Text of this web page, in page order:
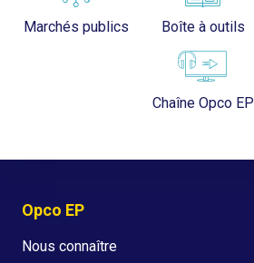
Marchés publics Boîte à outils
Chaîne Opco EP
Opco EP
Nous connaître